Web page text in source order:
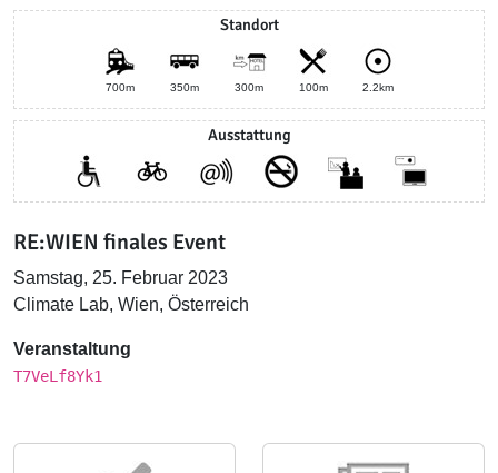
Standort
700m 350m 300m 100m 2.2km
Ausstattung
RE:WIEN finales Event
Samstag, 25. Februar 2023
Climate Lab, Wien, Österreich
Veranstaltung
T7VeLf8Yk1